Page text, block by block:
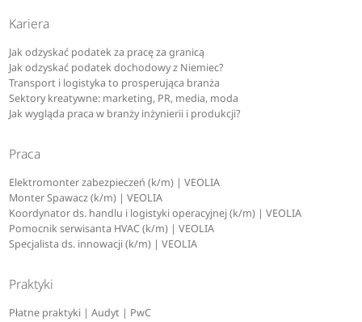
Kariera
Jak odzyskać podatek za pracę za granicą
Jak odzyskać podatek dochodowy z Niemiec?
Transport i logistyka to prosperująca branża
Sektory kreatywne: marketing, PR, media, moda
Jak wygląda praca w branży inżynierii i produkcji?
Praca
Elektromonter zabezpieczeń (k/m) | VEOLIA
Monter Spawacz (k/m) | VEOLIA
Koordynator ds. handlu i logistyki operacyjnej (k/m) | VEOLIA
Pomocnik serwisanta HVAC (k/m) | VEOLIA
Specjalista ds. innowacji (k/m) | VEOLIA
Praktyki
Płatne praktyki | Audyt | PwC